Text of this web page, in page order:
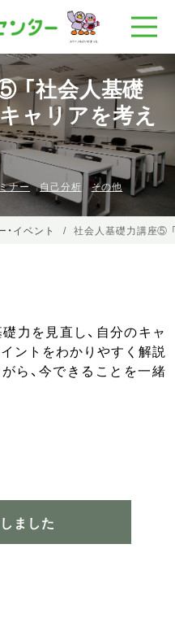
「社会人基礎
ャリアを考え
ナー 自己分析 その他
・イベント 社会人基礎力講座⑤
力を見直し、自分のキャ
ントをわかりやすく解説
ら、今できることを一緒
ました